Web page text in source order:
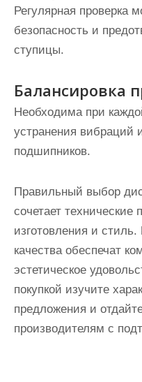
Регулярная проверка
безопасность и
ступицы.
Балансировка
Необходима при
устранения вибраций
подшипников.
Правильный выбор
сочетает
изготовления и
качества обеспечат
эстетическое
покупкой изучите
предложения и
производителям с